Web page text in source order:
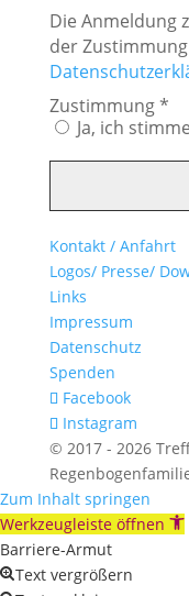
Die Anmeldung
der
Zustimmung*
Ja, ich
Kontakt / Anfahrt
Logos/ Presse/
Links
Impressum
Datenschutz
Spenden
Facebook
Instagram
© 2017 - 2026
Zum Inhalt springen
Werkzeugleiste öffnen
Barriere-Armut
Text vergrößern